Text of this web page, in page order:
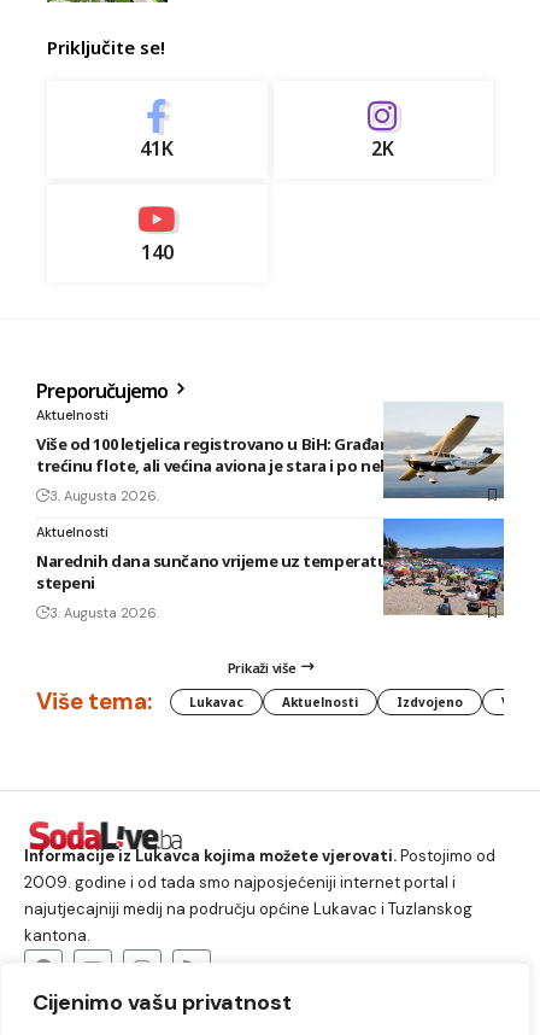
Cijenimo vašu privatnost
Priključite se!
41K 2K
140
Preporučujemo
Aktuelnosti
Više od 100 letjelica registrovano u BiH: Građani posjeduju
trećinu flote, ali većina aviona je stara i po nekoliko decenija
3. Augusta 2026.
Aktuelnosti
Narednih dana sunčano vrijeme uz temperature do 40
stepeni
3. Augusta 2026.
Prikaži više
Više tema: Lukavac Aktuelnosti Izdvojeno
Informacije iz Lukavca kojima možete vjerovati.Postojimo od
2009. godine i od tada smo najposjećeniji internet portal i
najutjecajniji medij na području općine Lukavac i Tuzlanskog
kantona.